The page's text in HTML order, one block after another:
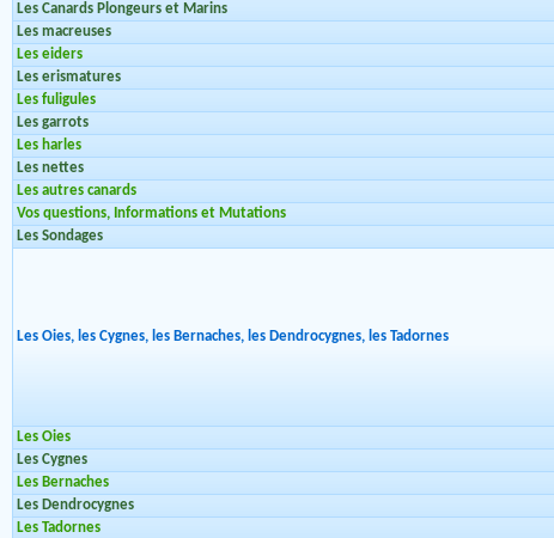
Les Canards Plongeurs et Marins
Les macreuses
Les eiders
Les erismatures
Les fuligules
Les garrots
Les harles
Les nettes
Les autres canards
Vos questions, Informations et Mutations
Les Sondages
Les Oies, les Cygnes, les Bernaches, les Dendrocygnes, les Tadornes
Les Oies
Les Cygnes
Les Bernaches
Les Dendrocygnes
Les Tadornes